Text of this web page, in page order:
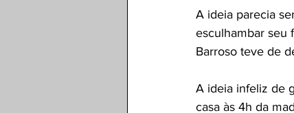
A ideia parecia
esculhambar seu
Barroso teve de
A ideia infeliz de
casa às 4h da